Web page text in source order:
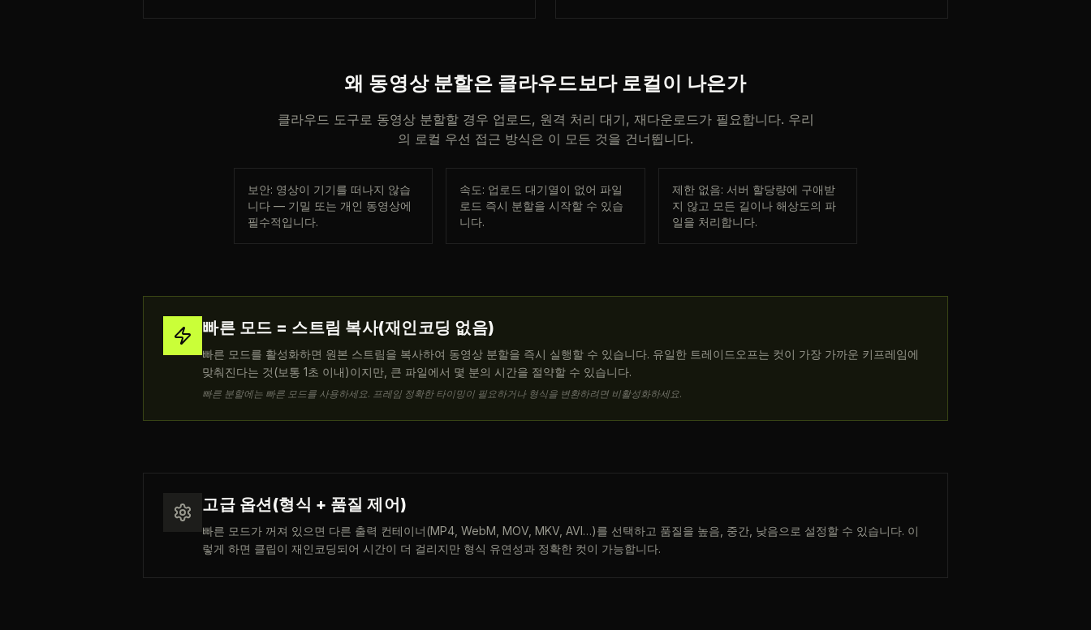
왜 동영상 분할은 클라우드보다 로컬이 나은가
클라우드 도구로 동영상 분할할 경우 업로드, 원격 처리 대기, 재다운로드가 필요합니다. 우리
의 로컬 우선 접근 방식은 이 모든 것을 건너뜁니다.
보안: 영상이 기기를 떠나지 않습
니다 — 기밀 또는 개인 동영상에
필수적입니다.
속도: 업로드 대기열이 없어 파일
로드 즉시 분할을 시작할 수 있습
니다.
제한 없음: 서버 할당량에 구애받
지 않고 모든 길이나 해상도의 파
일을 처리합니다.
빠른 모드 = 스트림 복사(재인코딩 없음)
빠른 모드를 활성화하면 원본 스트림을 복사하여 동영상 분할을 즉시 실행할 수 있습니다. 유일한 트레이드오프는 컷이 가장 가까운 키프레임에
맞춰진다는 것(보통 1초 이내)이지만, 큰 파일에서 몇 분의 시간을 절약할 수 있습니다.
빠른 분할에는 빠른 모드를 사용하세요. 프레임 정확한 타이밍이 필요하거나 형식을 변환하려면 비활성화하세요.
고급 옵션(형식 + 품질 제어)
빠른 모드가 꺼져 있으면 다른 출력 컨테이너(MP4, WebM, MOV, MKV, AVI…)를 선택하고 품질을 높음, 중간, 낮음으로 설정할 수 있습니다. 이
렇게 하면 클립이 재인코딩되어 시간이 더 걸리지만 형식 유연성과 정확한 컷이 가능합니다.